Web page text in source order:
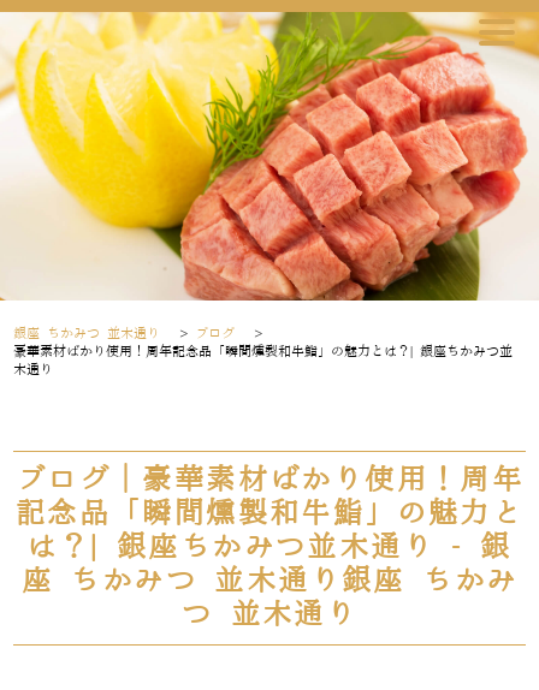
銀座 ちかみつ 並木通り > ブログ
>
豪華素材ばかり使用！周年記念品「瞬間燻製和牛鮨」の魅力とは？| 銀座ちかみつ並
木通り
ブログ｜豪華素材ばかり使用！周年
記念品「瞬間燻製和牛鮨」の魅力と
は？| 銀座ちかみつ並木通り - 銀
座 ちかみつ 並木通り銀座 ちかみ
つ 並木通り